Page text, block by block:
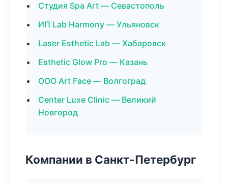
Студия Spa Art — Севастополь
ИП Lab Harmony — Ульяновск
Laser Esthetic Lab — Хабаровск
Esthetic Glow Pro — Казань
ООО Art Face — Волгоград
Center Luxe Clinic — Великий
Новгород
Компании в Санкт-Петербург